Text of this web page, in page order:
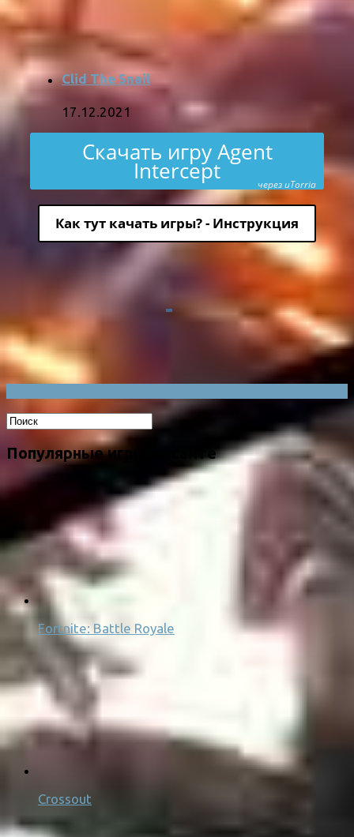
Clid The Snail
17.12.2021
Скачать игру Agent
Intercept через uTorria
Как тут качать игры? - Инструкция
Популярные игры на сайте
Fortnite: Battle Royale
Crossout